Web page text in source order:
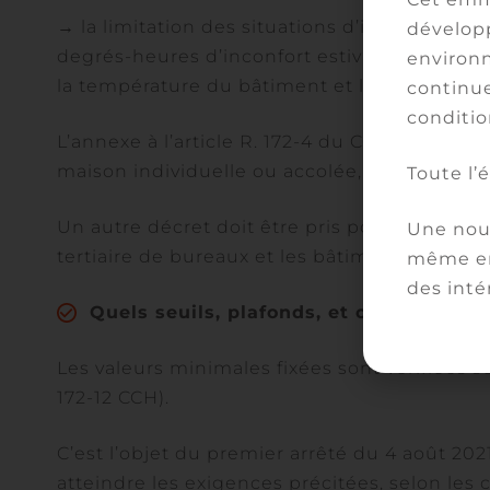
→ la limitation des situations d’inconfort
degrés-heures d’inconfort estival, exprimé
la température du bâtiment et la
L’annexe à l’article R. 172-4 du CCH
maison individuelle ou accolée, et le
Un autre décret doit être pris pour
tertiaire de bureaux et les bâtiments
Quels seuils, plafonds, et calculs pour
Les valeurs minimales fixées sont vérifiées
172-12 CCH).
C’est l’objet du premier arrêté du 4 août
atteindre les exigences précitées, selon les
Toute
Une
même
des